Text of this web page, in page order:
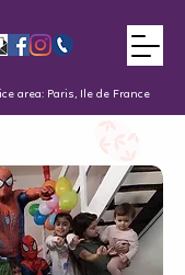
area: Paris, Ile de France